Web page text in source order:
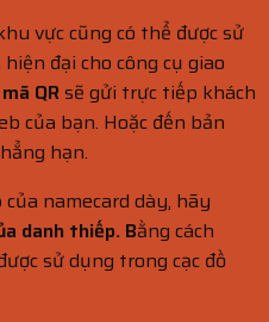
vực cũng có thể được sử
đại cho công cụ giao
mã QRsẽ gửi trực tiếp khách
của bạn. Hoặc đến bản
hạn.
namecard dày, hãy
danh thiếp. Bằng cách
sử dụng trong cạc đồ